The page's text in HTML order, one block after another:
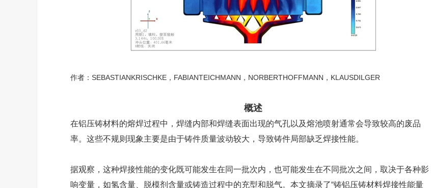
作者：SEBASTIANKRISCHKE，FABIANTEICHMANN，NORBERTHOFFMANN，KLAUSDILGER
概述
在铝压铸材料的熔焊过程中，焊缝内部和焊缝表面出现的气孔以及熔池喷射通常会导致较高的废品
率。这些不规则现象主要是由于铸件质量波动较大，导致铸件局部缺乏焊接性能。
据观察，这种焊接性能的变化既可能发生在同一批次内，也可能发生在不同批次之间，取决于各种影
响变量，如氢含量、脱模剂含量或铸造过程中的充型和脱气。本文摘录了“铸铝压铸材料焊接性能量